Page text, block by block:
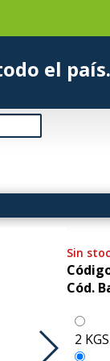
a
Sin
Cód.
2 KGS